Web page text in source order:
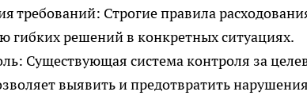
требований: Строгие правила
гибких решений в конкретных ситуациях.
Существующая система контроля за
выявить и предотвратить